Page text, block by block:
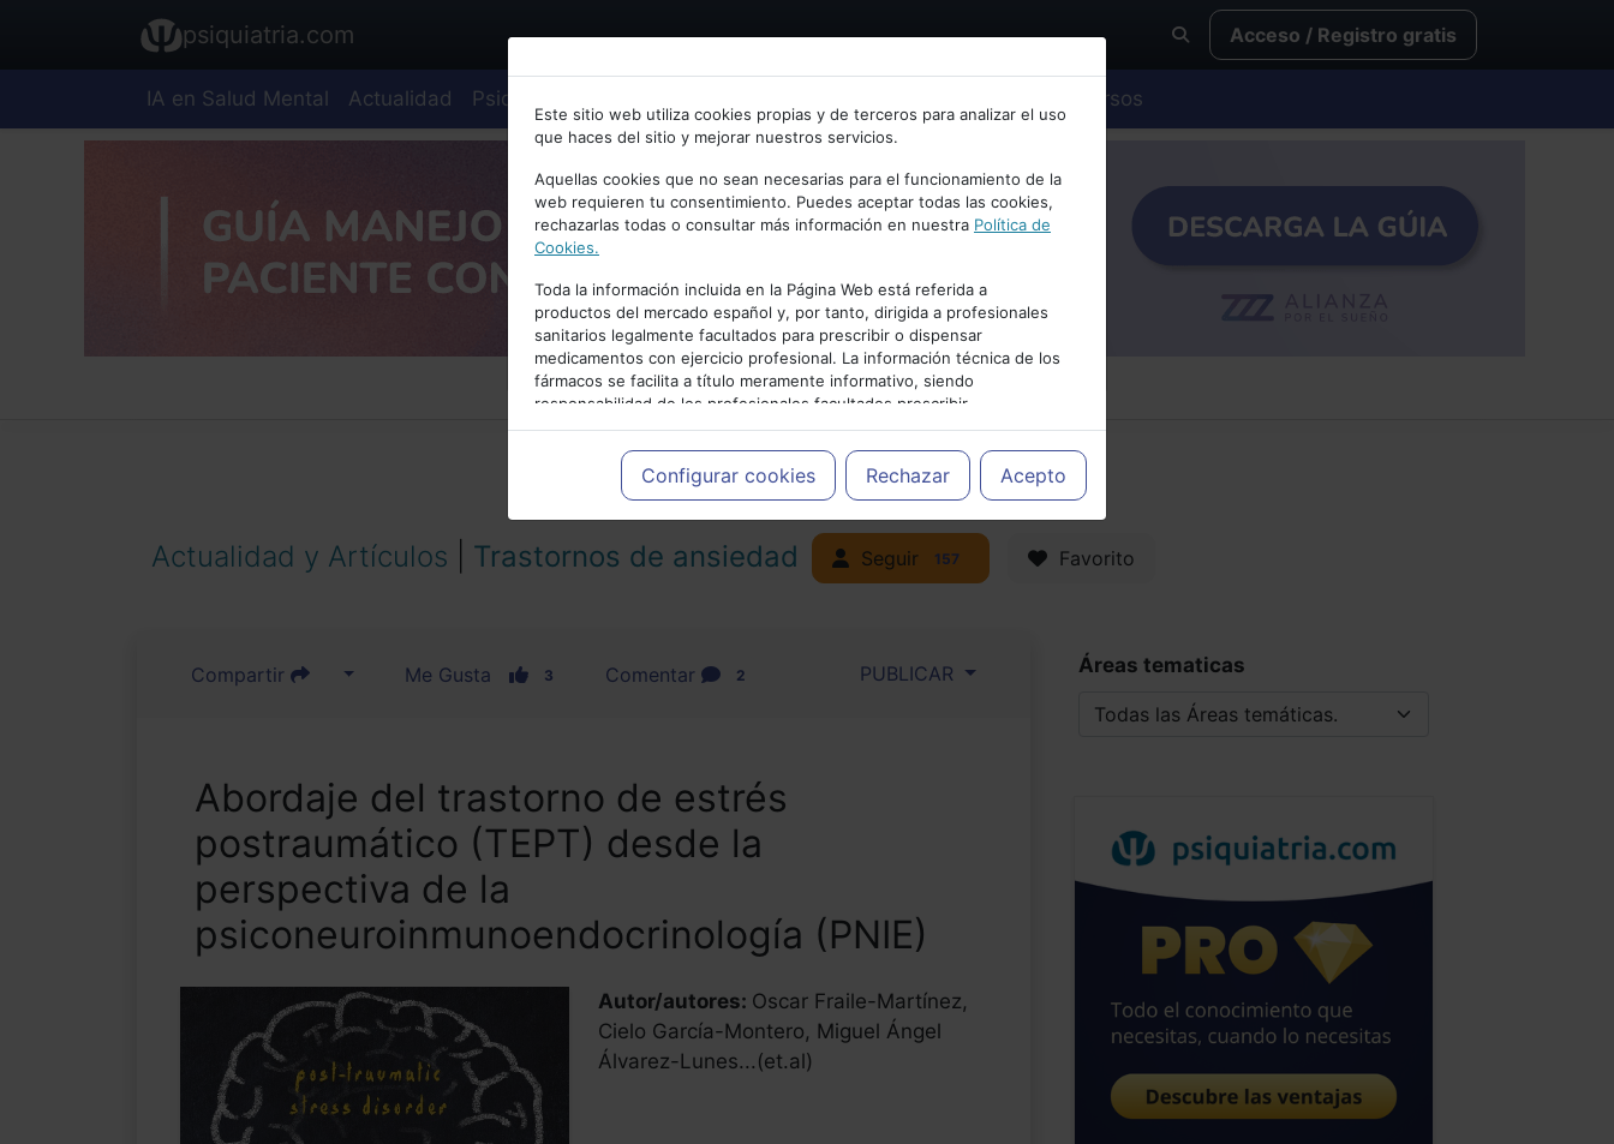
Bienvenid@ a psiquiatria.com
Escribe tu Email
Accede o regístrate con tu email.
Cancelar
psiquiatria.com Acceso / Registro gratis
IA en Salud Mental Actualidad Psiquiatría Cursos
Este sitio web utiliza cookies propias y de terceros para analizar el uso
que haces del sitio y mejorar nuestros servicios.
Aquellas cookies que no sean necesarias para el funcionamiento de la
web requieren tu consentimiento. Puedes aceptar todas las cookies,
rechazarlas todas o consultar más información en nuestra Política de
Cookies.
Toda la información incluida en la Página Web está referida a
productos del mercado español y, por tanto, dirigida a profesionales
sanitarios legalmente facultados para prescribir o dispensar
medicamentos con ejercicio profesional. La información técnica de los
fármacos se facilita a título meramente informativo, siendo
responsabilidad de los profesionales facultados prescribir
medicamentos y decidir, en cada caso concreto, el tratamiento más
adecuado a las necesidades del paciente.
Configurar cookies Rechazar Acepto
PUBLICIDAD
Actualidad y Artículos Trastornos de ansiedad Seguir 157 Favorito
Compartir Me Gusta 3 Comentar 2 PUBLICAR
Abordaje del trastorno de estrés
postraumático (TEPT) desde la
perspectiva de la
psiconeuroinmunoendocrinología (PNIE)
Autor/autores: Oscar Fraile-Martínez,
Cielo García-Montero, Miguel Ángel
Álvarez-Lunes...(et.al)
Áreas tematicas